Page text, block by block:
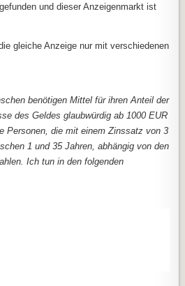
und dieser Anzeigenmarkt ist
gleiche Anzeige nur mit verschiedenen
benötigen Mittel für ihren Anteil der
des Geldes glaubwürdig ab 1000 EUR
Personen, die mit einem Zinssatz von 3
1 und 35 Jahren, abhängig von den
Ich tun in den folgenden